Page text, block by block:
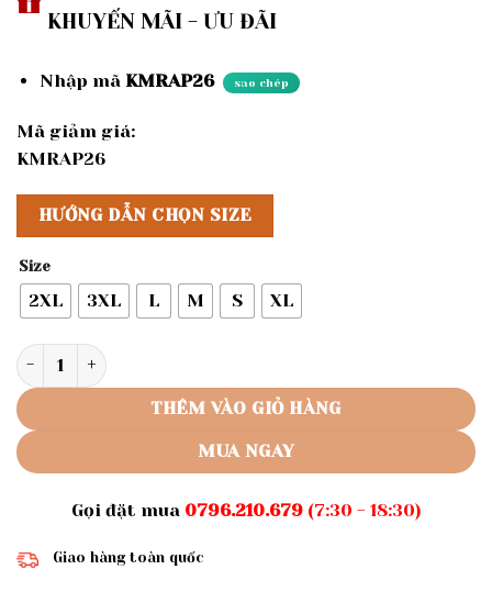
KHUYẾN MÃI - ƯU ĐÃI
Nhập mã KMRAP26 sao chép
Mã giảm giá:
KMRAP26
HƯỚNG DẪN CHỌN SIZE
Size
2XL 3XL L M S XL
Rập giấy A0 mã 396 - không phải quần áo số lượng
THÊM VÀO GIỎ HÀNG
MUA NGAY
Gọi đặt mua 0796.210.679(7:30 - 18:30)
Giao hàng toàn quốc